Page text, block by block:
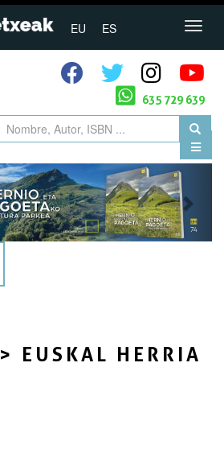
EU ES
635 729 639
> EUSKAL HERRIA